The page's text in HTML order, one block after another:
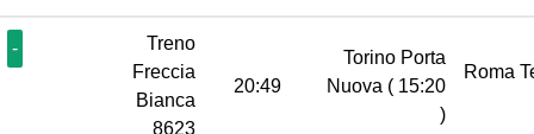
-
Treno
Freccia
Bianca
8623
20:49
Torino Porta
Nuova ( 15:20
)
Roma